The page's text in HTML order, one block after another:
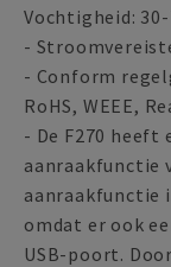
Vochtigheid: 30-
-
- Conform
RoHS, WEEE,
- De F270
aanraakfunctie
aanraakfunctie
omdat er ook
USB-poort.